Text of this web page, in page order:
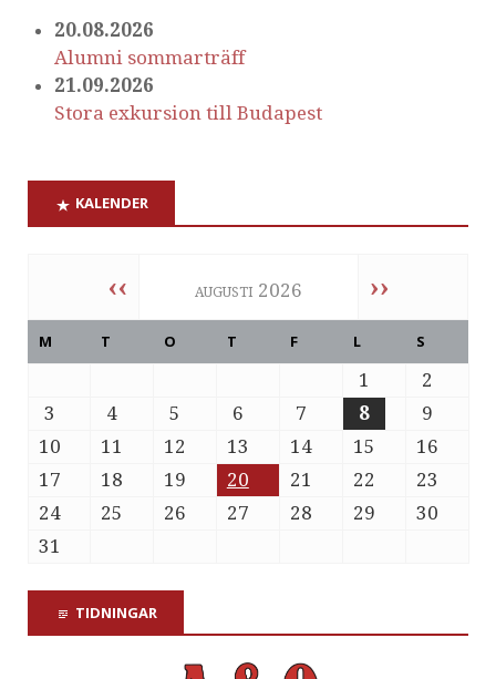
20.08.2026
Alumni sommarträff
21.09.2026
Stora exkursion till Budapest
KALENDER
‹‹ augusti 2026 ››
M T O T F L S
1
2
3
4 5 6 7 8
9
10
11 12 13 14 15
16
17
18 19 20 21 22
23
24
25 26 27 28 29
30
31
TIDNINGAR